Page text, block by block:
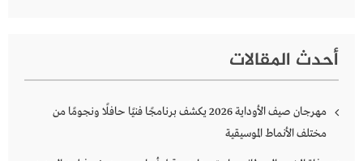
أحدث المقالات
مهرجان صيف الأوداية 2026 يكشف برنامجًا فنيًا حافلًا ونجومًا من
مختلف الأنماط الموسيقية